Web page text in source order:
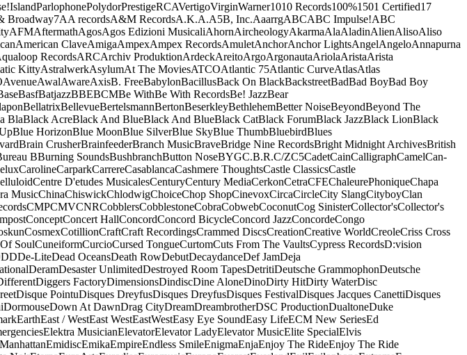
IslandParlophonePolydorPrestigeRCAVertigoVirginWarner1010 Records100%1501 Certified17
Broadway7AA recordsA&M RecordsA.K.A.A5B, Inc.AaarrgABCABC Impulse!ABC
AFMAftermathAgosAgos Edizioni MusicaliAhornAircheologyAkarmaAlaAladinAlienAlisoAliso
American ClaveAmigaAmpexAmpex RecordsAmuletAnchorAnchor LightsAngelAngeloAnnapurna
RecordsARCArchiv ProduktionArdeckAreitoArgoArgonautaAriolaAristaArista
KittyAstralwerkAsylumAt The MoviesATCOAtlantic 75Atlantic CurveAtlasAtlas
AvenueAwalAwareAxisB. FreeBabylonBacillusBack On BlackBackstreetBadBad BoyBad Boy
BasfBatjazzBBEBCMBe WithBe With RecordsBe! JazzBear
BellatrixBellevueBertelsmannBertonBeserkleyBethlehemBetter NoiseBeyondBeyond The
BlaBlack AcreBlack And BlueBlack And BlueBlack CatBlack ForumBlack JazzBlack LionBlack
Blue HorizonBlue MoonBlue SilverBlue SkyBlue ThumbBluebirdBlues
Brain CrusherBrainfeederBranch MusicBraveBridge Nine RecordsBright Midnight ArchivesBritish
BBurning SoundsBushbranchButton NoseBYGC.B.R.C/ZC5CadetCainCalligraphCamelCan-
CarolineCarparkCarrereCasablancaCashmere ThoughtsCastle ClassicsCastle
Centre D'etudes MusicalesCenturyCentury MediaCerkonCetraCFEChaleurePhoniqueChapa
MusicChinaChiswickChlodwigChoiceChop ShopCinevoxCircaCircleCity SlangCityboyClan
CMPCMVCNRCobblersCobblestoneCobraCobwebCoconutCog SinisterCollector'sCollector's
ConceptConcert HallConcordConcord BicycleConcord JazzConcordeCongo
CosmexCotillionCraftCraft RecordingsCrammed DiscsCreationCreative WorldCreoleCriss Cross
SoulCuneiformCurcioCursed TongueCurtomCuts From The VaultsCypress RecordsD:vision
De-LiteDead OceansDeath RowDebutDecaydanceDef JamDeja
DeramDesaster UnlimitedDestroyed Room TapesDetritiDeutsche GrammophonDeutsche
Diggers FactoryDimensionsDindiscDine AloneDinoDirty HitDirty WaterDisc
Disque PointuDisques DreyfusDisques DreyfusDisques FestivalDisques Jacques CanettiDisques
DormouseDown At DawnDrag CityDreamDreambrotherDSC ProductionDualtoneDuke
EarthEast / WestEast WestEastWestEasy Eye SoundEasy LifeECM New SeriesEd
Elektra MusicianElevatorElevator LadyElevator MusicElite SpecialElvis
EmidiscEmikaEmpireEndless SmileEnigmaEnjaEnjoy The RideEnjoy The Ride